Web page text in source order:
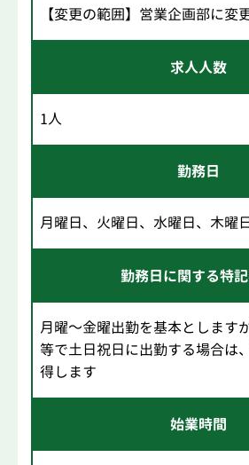
【変更の範囲】営業企画部に変
求人人数
1人
勤務日
月曜日、火曜日、水曜日、木曜
勤務日に関する特
月曜～金曜出勤を基本とします
等で土日祝日に出勤する場合は
得します
始業時間